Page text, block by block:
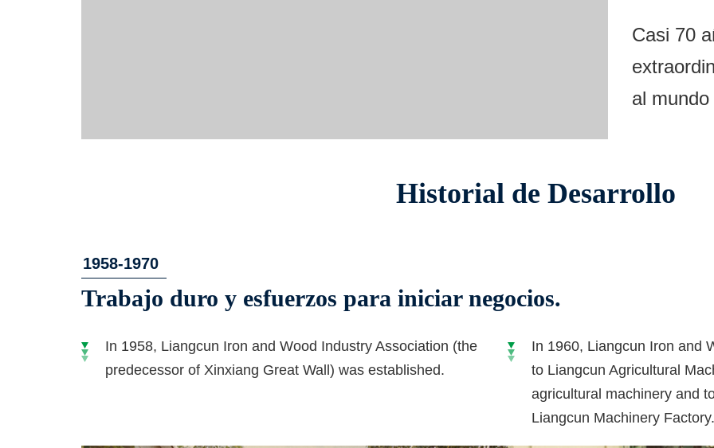
Casi 70
al
Historial de Desarrollo
1958-1970
Trabajo duro y esfuerzos para iniciar negocios.
In 1958, Liangcun Iron and Wood Industry Association (the
predecessor of Xinxiang Great Wall) was established.
In 1960, Liangcun Iron and
to Liangcun Agricultural
agricultural machinery and
Liangcun Machinery